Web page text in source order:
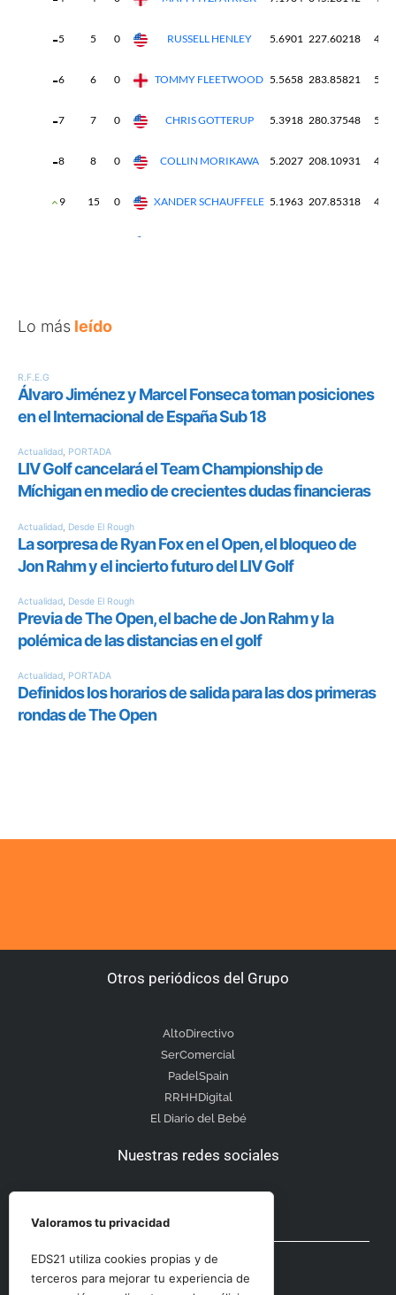
Lo más leído
Otros periódicos del Grupo
AltoDirectivo
SerComercial
PadelSpain
RRHHDigital
El Diario del Bebé
Nuestras redes sociales
Otras secciones
Valoramos tu privacidad
EDS21 utiliza cookies propias y de
terceros para mejorar tu experiencia de